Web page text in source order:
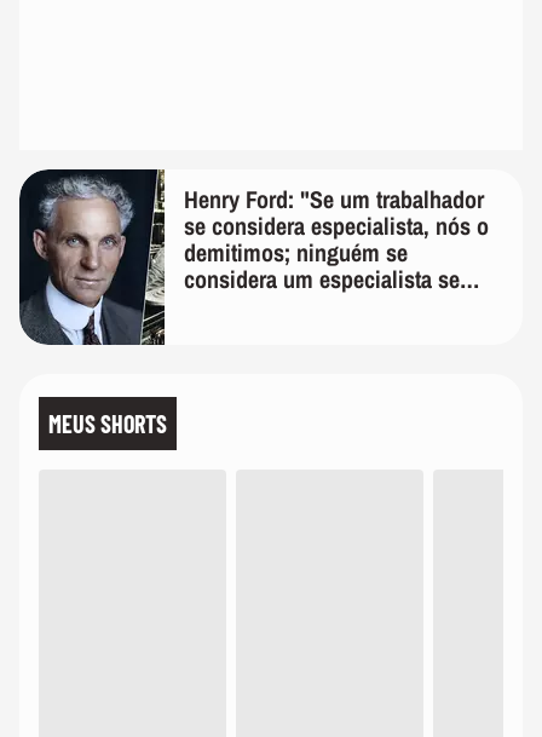
Henry Ford: "Se um trabalhador
se considera especialista, nós o
demitimos; ninguém se
considera um especialista se
MEUS SHORTS